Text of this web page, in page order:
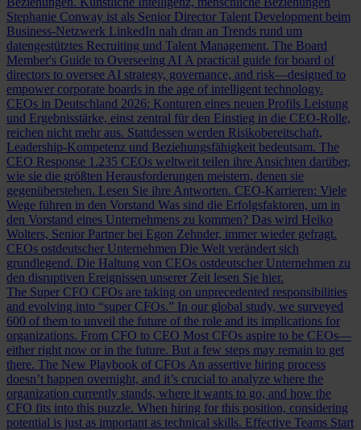
Stephanie Conway ist als Senior Director Talent Development beim
Business-Netzwerk LinkedIn nah dran an Trends rund um
datengestütztes Recruiting und Talent Management. The Board
Member's Guide to Overseeing AI A practical guide for board of
directors to oversee AI strategy, governance, and risk—designed to
empower corporate boards in the age of intelligent technology.
CEOs in Deutschland 2026: Konturen eines neuen Profils Leistung
und Ergebnisstärke, einst zentral für den Einstieg in die CEO-Rolle,
reichen nicht mehr aus. Stattdessen werden Risikobereitschaft,
Leadership-Kompetenz und Beziehungsfähigkeit bedeutsam. The
CEO Response 1.235 CEOs weltweit teilen ihre Ansichten darüber,
wie sie die größten Herausforderungen meistern, denen sie
gegenüberstehen. Lesen Sie ihre Antworten. CEO-Karrieren: Viele
Wege führen in den Vorstand Was sind die Erfolgsfaktoren, um in
den Vorstand eines Unternehmens zu kommen? Das wird Heiko
Wolters, Senior Partner bei Egon Zehnder, immer wieder gefragt.
CEOs ostdeutscher Unternehmen Die Welt verändert sich
grundlegend. Die Haltung von CEOs ostdeutscher Unternehmen zu
den disruptiven Ereignissen unserer Zeit lesen Sie hier.
The Super CFO CFOs are taking on unprecedented responsibilities
and evolving into “super CFOs.” In our global study, we surveyed
600 of them to unveil the future of the role and its implications for
organizations. From CFO to CEO Most CFOs aspire to be CEOs—
either right now or in the future. But a few steps may remain to get
there. The New Playbook of CFOs An assertive hiring process
doesn’t happen overnight, and it’s crucial to analyze where the
organization currently stands, where it wants to go, and how the
CFO fits into this puzzle. When hiring for this position, considering
potential is just as important as technical skills. Effective Teams Start